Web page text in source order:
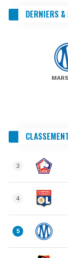
DERNIERS
3
4
5